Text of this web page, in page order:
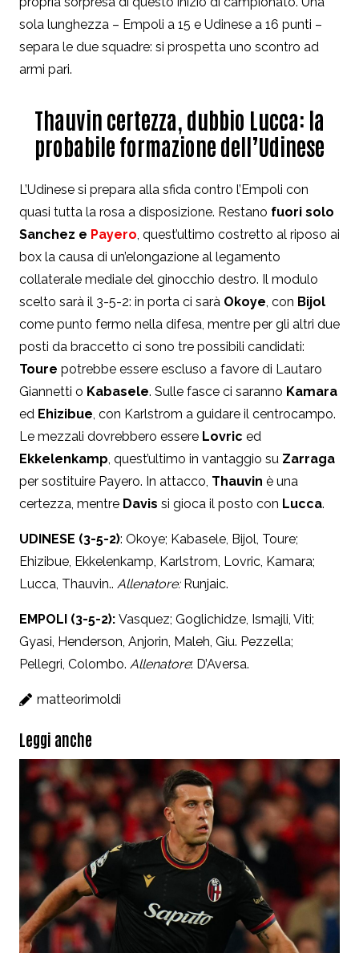
sola lunghezza – Empoli a 15 e Udinese a 16 punti –
separa le due squadre: si prospetta uno scontro ad
armi pari.
Thauvin certezza, dubbio Lucca: la
probabile formazione dell’Udinese
L’Udinese si prepara alla sfida contro l’Empoli con
quasi tutta la rosa a disposizione. Restano fuori solo
Sanchez e Payero, quest’ultimo costretto al riposo ai
box la causa di un’elongazione al legamento
collaterale mediale del ginocchio destro. Il modulo
scelto sarà il 3-5-2: in porta ci sarà Okoye, con Bijol
come punto fermo nella difesa, mentre per gli altri due
posti da braccetto ci sono tre possibili candidati:
Toure potrebbe essere escluso a favore di Lautaro
Giannetti o Kabasele. Sulle fasce ci saranno Kamara
ed Ehizibue, con Karlstrom a guidare il centrocampo.
Le mezzali dovrebbero essere Lovric ed
Ekkelenkamp, quest’ultimo in vantaggio su Zarraga
per sostituire Payero. In attacco, Thauvin è una
certezza, mentre Davis si gioca il posto con Lucca.
UDINESE (3-5-2): Okoye; Kabasele, Bijol, Toure;
Ehizibue, Ekkelenkamp, Karlstrom, Lovric, Kamara;
Lucca, Thauvin.. Allenatore: Runjaic.
EMPOLI (3-5-2): Vasquez; Goglichidze, Ismajli, Viti;
Gyasi, Henderson, Anjorin, Maleh, Giu. Pezzella;
Pellegri, Colombo. Allenatore: D’Aversa.
matteorimoldi
Leggi anche